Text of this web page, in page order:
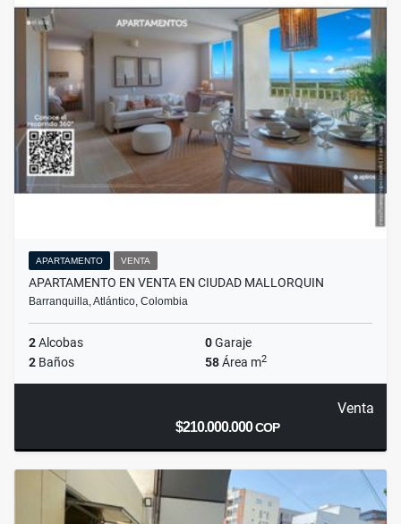
APARTAMENTO VENTA
APARTAMENTO EN VENTA EN CIUDAD MALLORQUIN
Barranquilla, Atlántico, Colombia
2Alcobas 0Garaje
2 Baños 58Área m2
Venta
$210.000.000COP